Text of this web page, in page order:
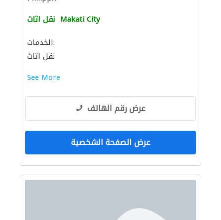
نقل اثاث Makati City
الخدمات:
نقل اثاث
See More
عرض رقم الهاتف
عرض الصفحة الشخصية